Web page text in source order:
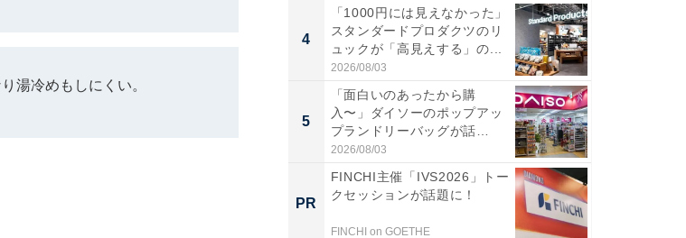
湯冷めもしにくい。
4
「1000円には見えなかった」
スタンダードプロダクツのリ
ュックが「高見えする」の...
2026/08/03
5
「面白いのあったから購
入〜」ダイソーのポップアッ
プランドリーバッグが話
題。“さま...
2026/08/03
PR
FINCHI主催「IVS2026」トー
クセッションが話題に！
FINCHI on GOETHE